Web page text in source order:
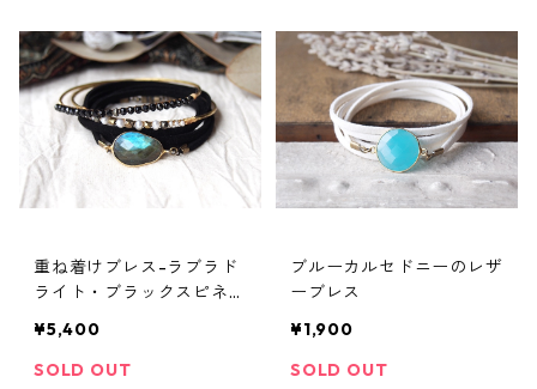
重ね着けブレス-ラブラド
ライト・ブラックスピネ
¥5,400
SOLD OUT
ブルーカルセドニーのレザ
ーブレス
¥1,900
SOLD OUT